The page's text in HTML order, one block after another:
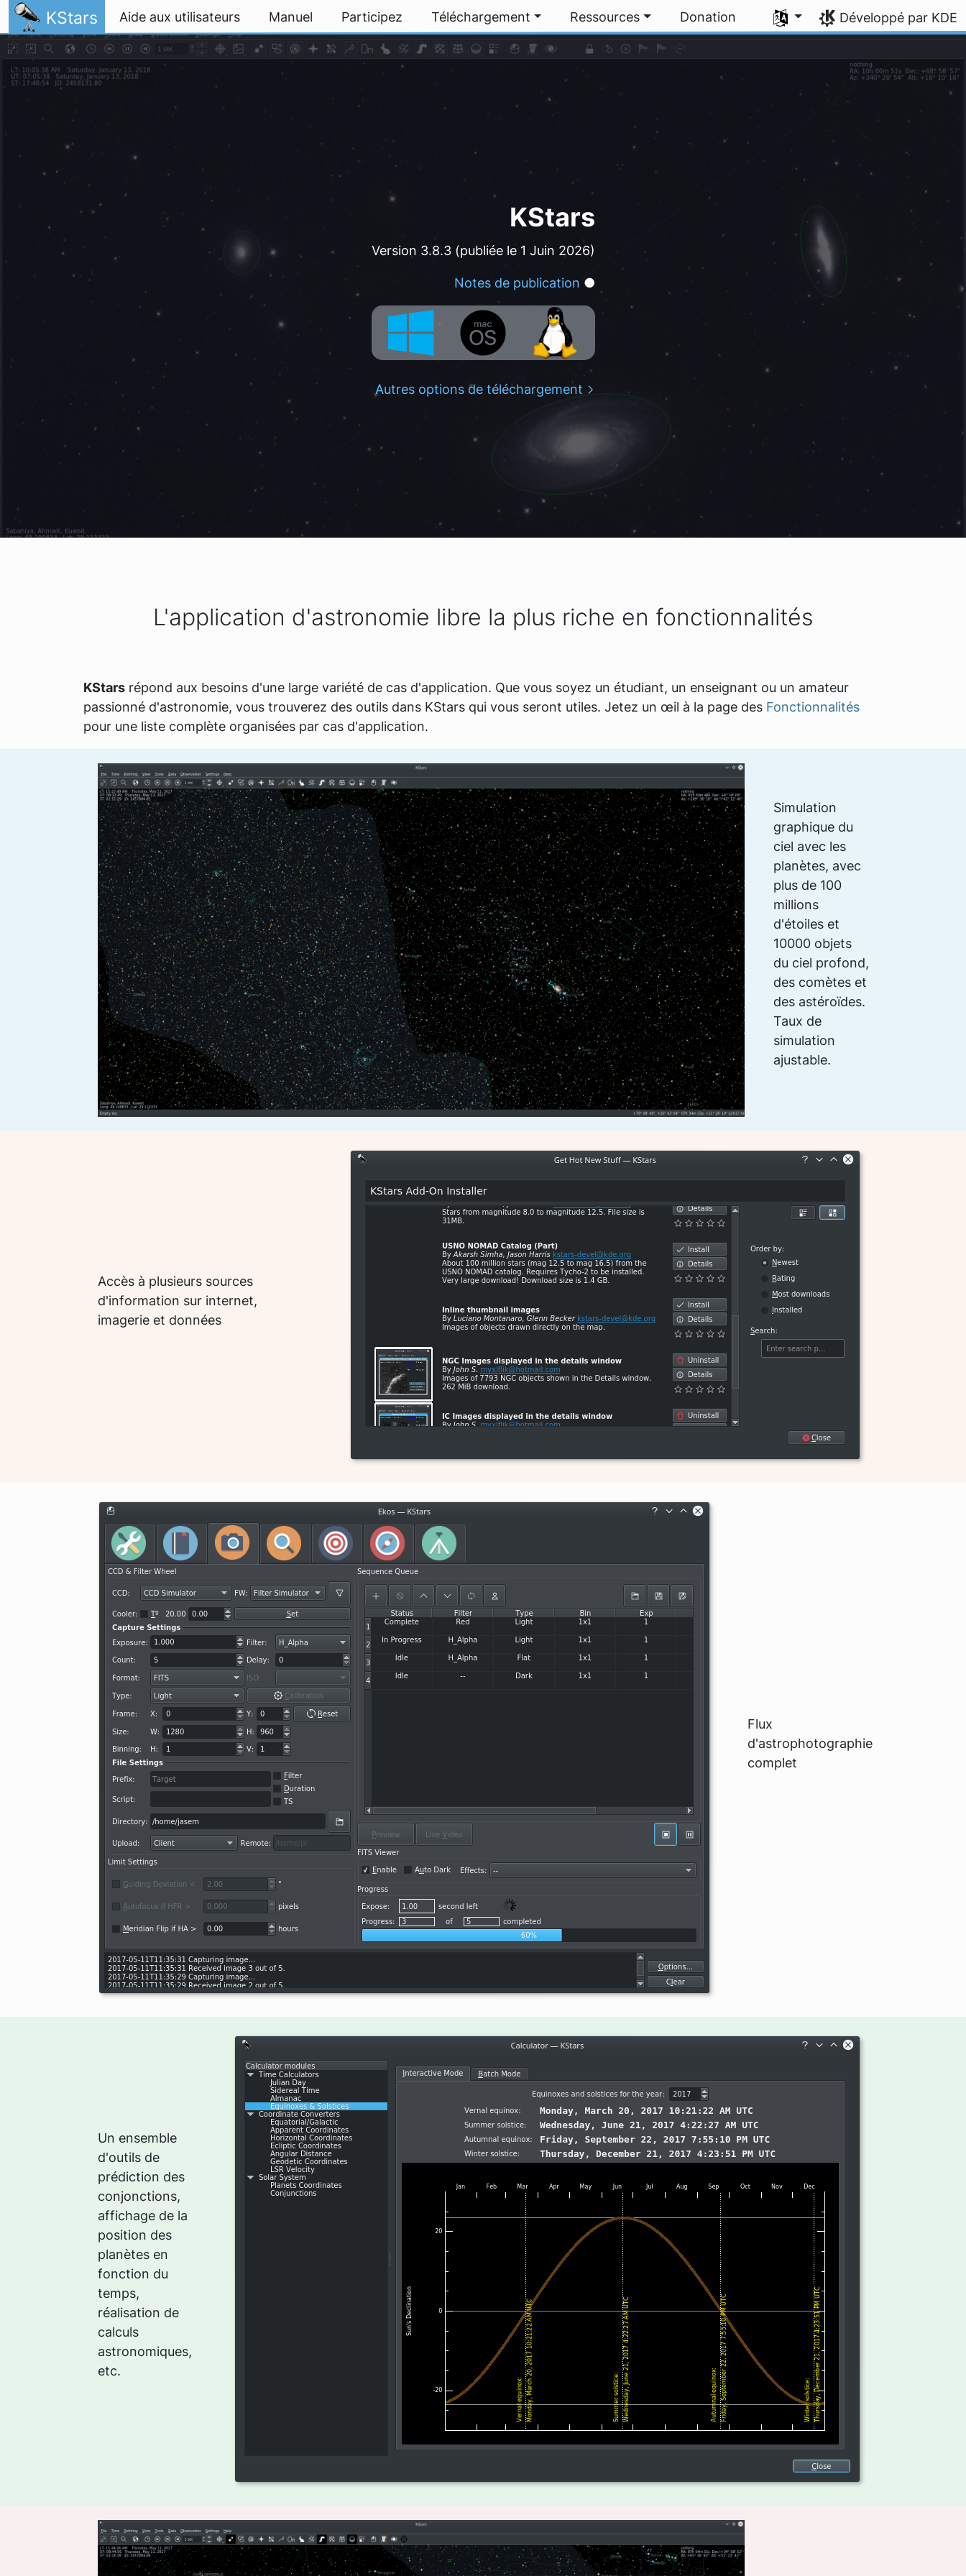
Aller directement au contenu
KStars Aide aux utilisateurs Manuel Participez Téléchargement Ressources Donation
Sélectionner votre langue
Développé par KDE
KStars
Version 3.8.3 (publiée le 1 Juin 2026)
Notes de publication ●
Autres options de téléchargement
L'application d'astronomie libre la plus riche en fonctionnalités
KStarsrépond aux besoins d'une large variété de cas d'application. Que vous soyez un étudiant, un enseignant ou un amateur
passionné d'astronomie, vous trouverez des outils dans KStars qui vous seront utiles. Jetez un œil à la page des Fonctionnalités
pour une liste complète organisées par cas d'application.
Simulation
graphique du
ciel avec les
planètes, avec
plus de 100
millions
d'étoiles et
10000 objets
du ciel profond,
des comètes et
des astéroïdes.
Taux de
simulation
ajustable.
Accès à plusieurs sources
d'information sur internet,
imagerie et données
Flux
d'astrophotographie
complet
Un ensemble
d'outils de
prédiction des
conjonctions,
affichage de la
position des
planètes en
fonction du
temps,
réalisation de
calculs
astronomiques,
etc.